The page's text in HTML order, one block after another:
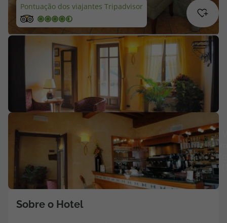
Blog TopViagens
Área de Cliente
Agências
Contactos
Apoio ao cliente em Portugal
218 925 471
Custo de uma chamada para a rede fixa nacional.
Apoio ao cliente no Estrangeiro
Pontuação dos viajantes Tripadvisor
Sobre o Hotel